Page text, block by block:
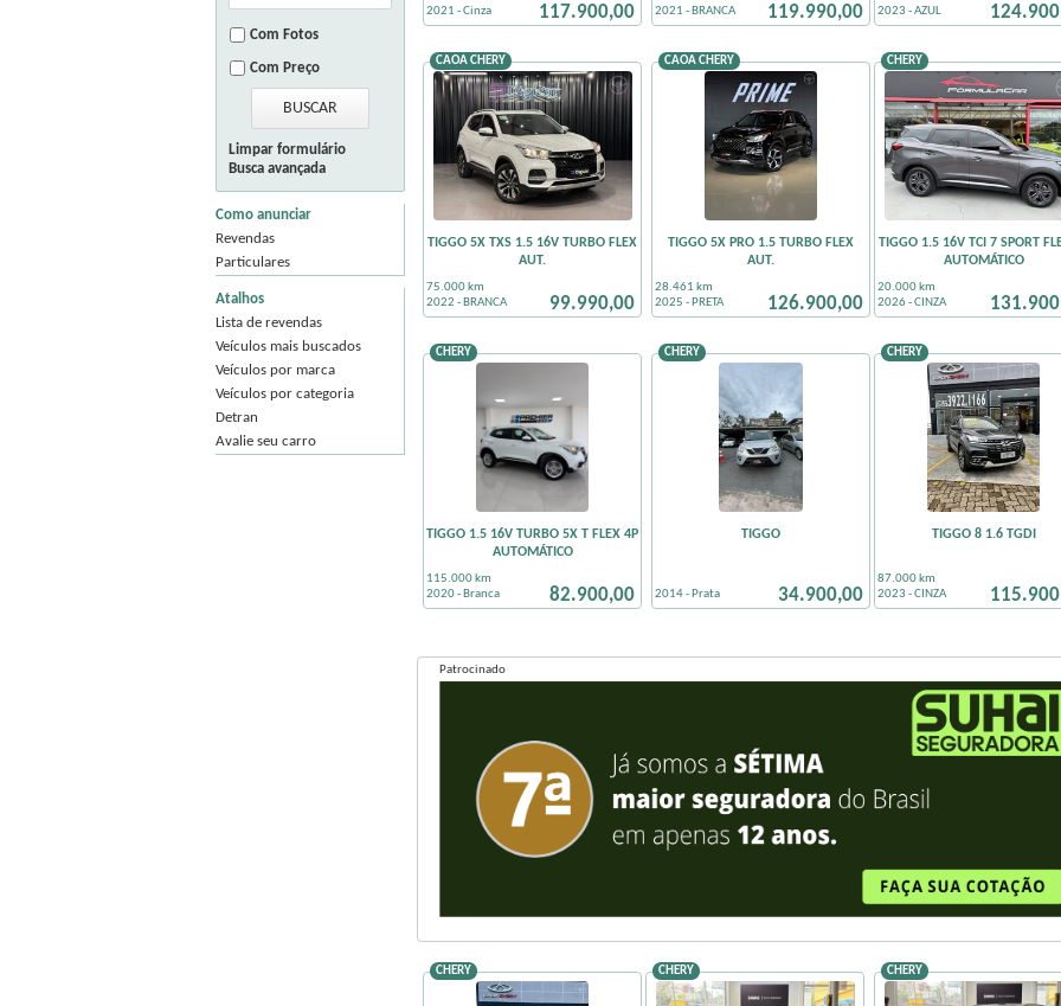
Com Fotos
Com Preço
Limpar formulário
Busca avançada
Como anunciar
Revendas
Particulares
Atalhos
Lista de revendas
Veículos mais buscados
Veículos por marca
Veículos por categoria
Detran
Avalie seu carro
2021 - Cinza
117.900,00
2021 - BRANCA
119.990,00
2023 - AZUL
CAOA CHERY
TIGGO 5X TXS 1.5 16V TURBO FLEX
AUT.
75.000 km
2022 - BRANCA
99.990,00
CAOA CHERY
TIGGO 5X PRO 1.5 TURBO FLEX
AUT.
28.461 km
2025 - PRETA
126.900,00
CHERY
TIGGO 1.5 16V TCI 7 SPORT
AUTOMÁTICO
20.000 km
2026 - CINZA
CHERY
TIGGO 1.5 16V TURBO 5X T FLEX 4P
AUTOMÁTICO
115.000 km
2020 - Branca
82.900,00
CHERY
TIGGO
2014 - Prata
34.900,00
CHERY
TIGGO 8 1.6 TGDI
87.000 km
2023 - CINZA
Patrocinado
CHERY CHERY CHERY